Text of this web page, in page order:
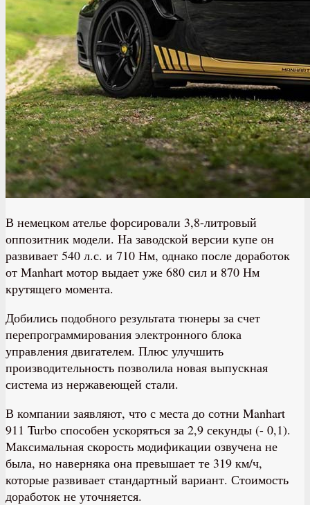
В немецком ателье форсировали 3,8-литровый
оппозитник модели. На заводской версии купе он
развивает 540 л.с. и 710 Нм, однако после доработок
от Manhart мотор выдает уже 680 сил и 870 Нм
крутящего момента.
Добились подобного результата тюнеры за счет
перепрограммирования электронного блока
управления двигателем. Плюс улучшить
производительность позволила новая выпускная
система из нержавеющей стали.
В компании заявляют, что с места до сотни Manhart
911 Turbo способен ускоряться за 2,9 секунды (- 0,1).
Максимальная скорость модификации озвучена не
была, но наверняка она превышает те 319 км/ч,
которые развивает стандартный вариант. Стоимость
доработок не уточняется.